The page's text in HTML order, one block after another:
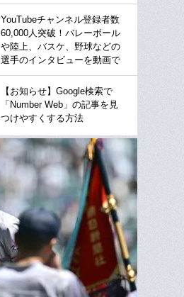
YouTubeチャンネル登録者数
60,000人突破！バレーボール
や陸上、バスケ、野球などの
選手のインタビューを動画で
【お知らせ】Google検索で
「Number Web」の記事を見
つけやすくする方法